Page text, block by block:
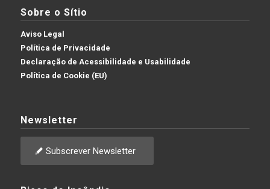
Sobre o Sítio
Aviso Legal
Política de Privacidade
Declaração de Acessibilidade e Usabilidade
Política de Cookie (EU)
Newsletter
Subscrever Newsletter